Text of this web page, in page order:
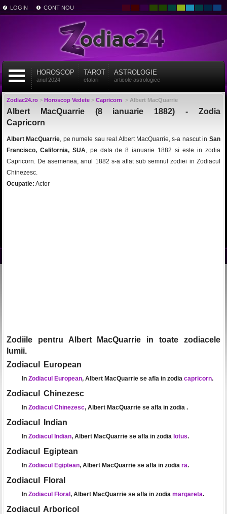
LOGIN CONT NOU
HOROSCOP
anul 2024
TAROT
etalari
ASTROLOGIE
articole astrologice
Zodiac24.ro> Horoscop Vedete> Capricorn > Albert MacQuarrie
Albert MacQuarrie (8 ianuarie 1882) - Zodia
Capricorn
Albert MacQuarrie, pe numele sau real Albert MacQuarrie, s-a nascut in San
Francisco, California, SUA, pe data de 8 ianuarie 1882 si este in zodia
Capricorn. De asemenea, anul 1882 s-a aflat sub semnul zodiei in Zodiacul
Chinezesc.
Ocupatie: Actor
Zodiile pentru Albert MacQuarrie in toate zodiacele
lumii.
Zodiacul European
In Zodiacul European, Albert MacQuarrie se afla in zodia capricorn.
Zodiacul Chinezesc
In Zodiacul Chinezesc, Albert MacQuarrie se afla in zodia .
Zodiacul Indian
In Zodiacul Indian, Albert MacQuarrie se afla in zodia lotus.
Zodiacul Egiptean
In Zodiacul Egiptean, Albert MacQuarrie se afla in zodia ra.
Zodiacul Floral
In Zodiacul Floral , Albert MacQuarrie se afla in zodia margareta.
Zodiacul Arboricol